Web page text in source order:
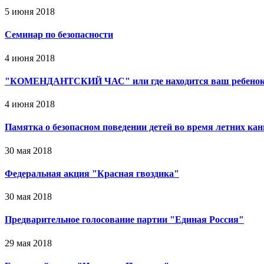
5 июня 2018
Семинар по безопасности
4 июня 2018
"КОМЕНДАНТСКИЙ ЧАС" или где находится ваш
4 июня 2018
Памятка о безопасном поведении детей во время летних
30 мая 2018
Федеральная акция "Красная гвоздика"
30 мая 2018
Предварительное голосование партии "Единая Россия"
29 мая 2018